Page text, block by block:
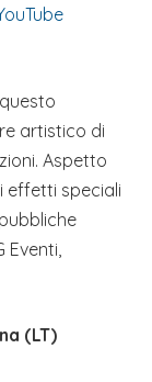
artistico di
Aspetto
effetti speciali
(LT)